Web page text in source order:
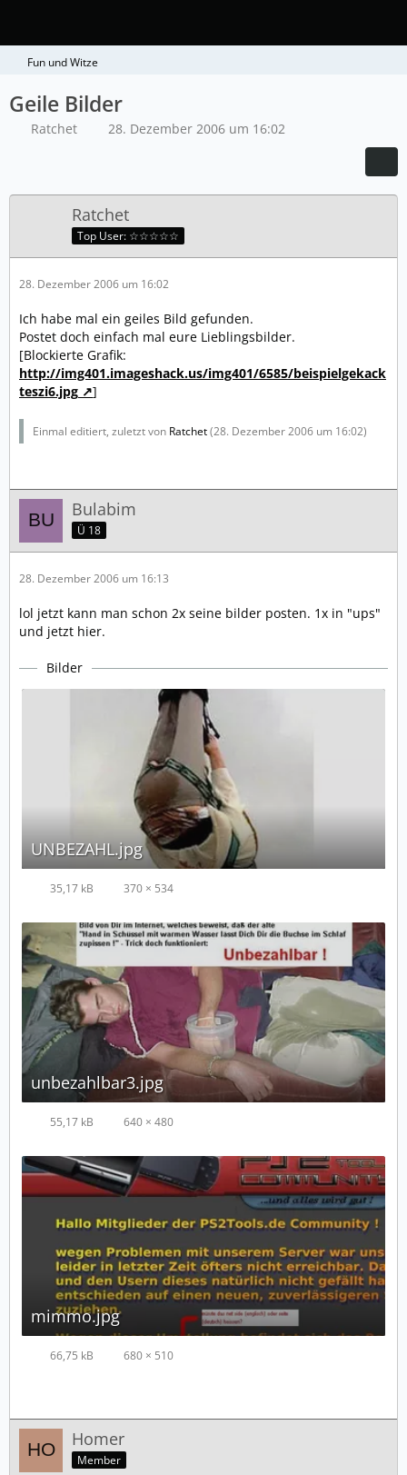
Fun und Witze
Geile Bilder
Ratchet 28. Dezember 2006 um 16:02
Ratchet
Top User: ☆☆☆☆☆
28. Dezember 2006 um 16:02
Ich habe mal ein geiles Bild gefunden.
Postet doch einfach mal eure Lieblingsbilder.
[Blockierte Grafik:
http://img401.imageshack.us/img401/6585/beispielgekack
teszi6.jpg
]
Einmal editiert, zuletzt von Ratchet(28. Dezember 2006 um 16:02)
Bulabim
Ü 18
28. Dezember 2006 um 16:13
lol jetzt kann man schon 2x seine bilder posten. 1x in "ups"
und jetzt hier.
Bilder
UNBEZAHL.jpg
35,17 kB 370 × 534
unbezahlbar3.jpg
55,17 kB 640 × 480
mimmo.jpg
66,75 kB 680 × 510
Homer
Member